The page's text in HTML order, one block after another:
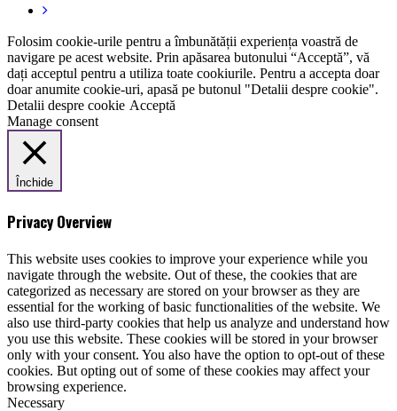
Folosim cookie-urile pentru a îmbunătății experiența voastră de
navigare pe acest website. Prin apăsarea butonului “Acceptă”, vă
dați acceptul pentru a utiliza toate cookiurile. Pentru a accepta doar
doar anumite cookie-uri, apasă pe butonul "Detalii despre cookie".
Detalii despre cookie Acceptă
Manage consent
Închide
Privacy Overview
This website uses cookies to improve your experience while you
navigate through the website. Out of these, the cookies that are
categorized as necessary are stored on your browser as they are
essential for the working of basic functionalities of the website. We
also use third-party cookies that help us analyze and understand how
you use this website. These cookies will be stored in your browser
only with your consent. You also have the option to opt-out of these
cookies. But opting out of some of these cookies may affect your
browsing experience.
Necessary